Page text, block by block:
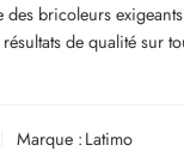
bricoleurs
de qualité
Marque :Latimo